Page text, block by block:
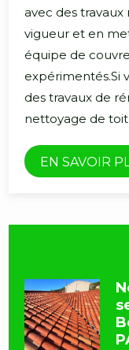
avec des travaux
vigueur et en
équipe de
expérimentés.Si
des travaux de
nettoyage de
EN SAVOIR